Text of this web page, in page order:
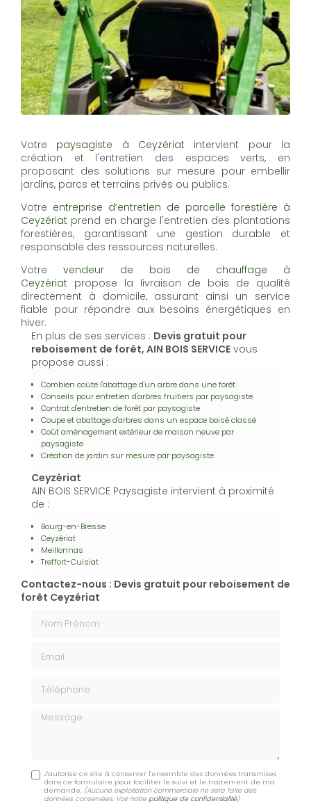
Votre paysagiste à Ceyzériat intervient pour la
création et l'entretien des espaces verts, en
proposant des solutions sur mesure pour embellir
jardins, parcs et terrains privés ou publics.
Votre entreprise d’entretien de parcelle forestière à
Ceyzériat prend en charge l'entretien des plantations
forestières, garantissant une gestion durable et
responsable des ressources naturelles.
Votre vendeur de bois de chauffage à
Ceyzériat propose la livraison de bois de qualité
directement à domicile, assurant ainsi un service
fiable pour répondre aux besoins énergétiques en
hiver.
En plus de ses services : Devis gratuit pour
reboisement de forêt, AIN BOIS SERVICE vous
propose aussi :
Combien coûte l'abattage d'un arbre dans une forêt
Conseils pour entretien d'arbres fruitiers par paysagiste
Contrat d'entretien de forêt par paysagiste
Coupe et abattage d'arbres dans un espace boisé classé
Coût aménagement extérieur de maison neuve par
paysagiste
Création de jardin sur mesure par paysagiste
Ceyzériat
AIN BOIS SERVICE Paysagiste intervient à proximité
de :
Bourg-en-Bresse
Ceyzériat
Meillonnas
Treffort-Cuisiat
Contactez-nous : Devis gratuit pour reboisement de
forêt Ceyzériat
Message
J'autorise ce site à conserver l'ensemble des données transmises
dans ce formulaire pour faciliter le suivi et le traitement de ma
demande. (Aucune exploitation commerciale ne sera faite des
données conservées. Voir notrepolitique de confidentialité)